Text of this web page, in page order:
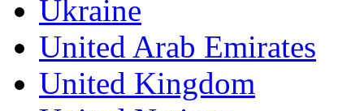
Ukraine
United Arab Emirates
United Kingdom